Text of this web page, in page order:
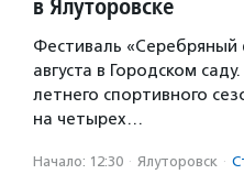
в Ялуторовске
Фестиваль «Серебряный
августа в Городском
летнего спортивного
на четырех…
Начало: 12:30 · Ялуторовск ·